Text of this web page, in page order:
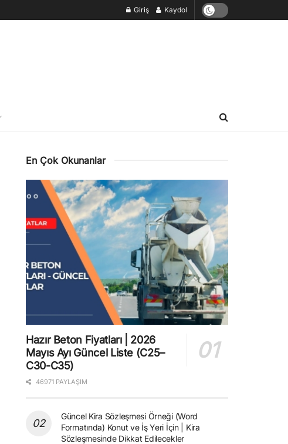
Giriş Kaydol
En Çok Okunanlar
Hazır Beton Fiyatları | 2026
Mayıs Ayı Güncel Liste (C25–
C30-C35)
46971 PAYLAŞIM
Güncel Kira Sözleşmesi Örneği (Word
Formatında) Konut ve İş Yeri İçin | Kira
Sözleşmesinde Dikkat Edilecekler